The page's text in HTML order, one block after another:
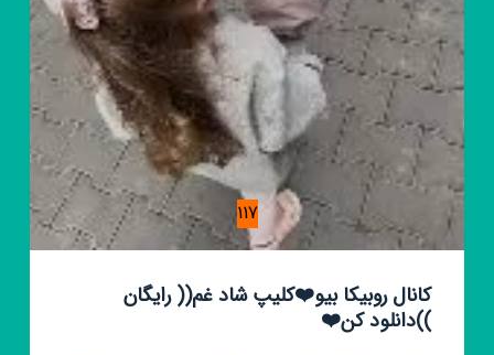
117
کانال روبیکا بیو❤️کلیپ شاد غم(( رایگان
))دانلود کن❤️